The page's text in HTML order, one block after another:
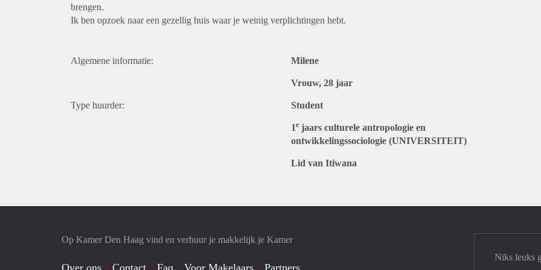
brengen.
Ik ben opzoek naar een gezellig huis waar je weinig verplichtingen hebt.
Algemene informatie: Milene
Vrouw, 28 jaar
Type huurder: Student
1e jaars culturele antropologie en
ontwikkelingssociologie (UNIVERSITEIT)
Lid van Itiwana
Op Kamer Den Haag vind en verhuur je makkelijk je Kamer
Over ons Contact Faq Voor Makelaars Partners
Niks leuks